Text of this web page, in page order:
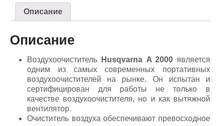
Описание
Описание
Воздухоочиститель Husqvarna A 2000 является
одним из самых современных портативных
воздухоочистителей на рынке. Он испытан и
сертифицирован для работы не только в
качестве воздухоочистителя, но и как вытяжной
вентилятор.
Очиститель воздуха обеспечивают превосходное